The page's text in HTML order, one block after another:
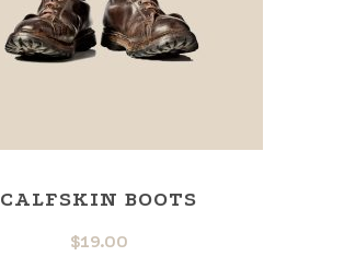
CALFSKIN BOOTS
$19.00